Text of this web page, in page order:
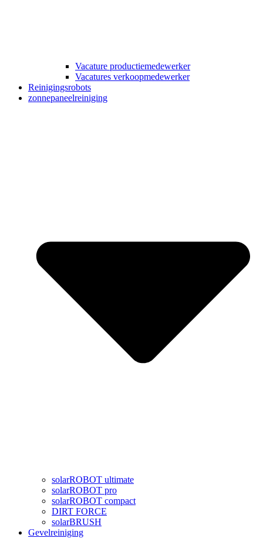
Vacature productiemedewerker
Vacatures verkoopmedewerker
Reinigingsrobots
zonnepaneelreiniging
solarROBOT ultimate
solarROBOT pro
solarROBOT compact
DIRT FORCE
solarBRUSH
Gevelreiniging